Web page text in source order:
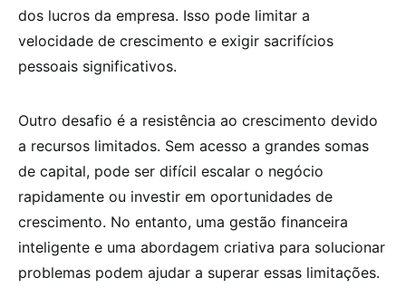
dos lucros da empresa. Isso pode limitar a
velocidade de crescimento e exigir sacrifícios
pessoais significativos.
Outro desafio é a resistência ao crescimento devido
a recursos limitados. Sem acesso a grandes somas
de capital, pode ser difícil escalar o negócio
rapidamente ou investir em oportunidades de
crescimento. No entanto, uma gestão financeira
inteligente e uma abordagem criativa para solucionar
problemas podem ajudar a superar essas limitações.